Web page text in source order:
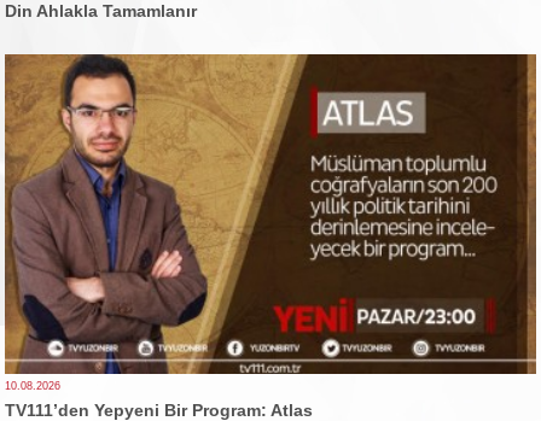
Din Ahlakla Tamamlanır
10.08.2026
TV111’den Yepyeni Bir Program: Atlas